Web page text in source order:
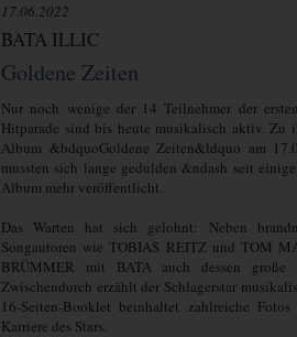
17.06.2022
BATA ILLIC
Goldene Zeiten
Nur noch wenige der 14 Teilnehmer der
Hitparade sind bis heute musikalisch aktiv. Zu
Album &bdquoGoldene Zeiten&ldquo am
mussten sich lange gedulden &ndash seit
Album mehr veröffentlicht.
Das Warten hat sich gelohnt: Neben
Songautoren wie TOBIAS REITZ und TOM
BRÜMMER mit BATA auch dessen
Zwischendurch erzählt der Schlagerstar
16-Seiten-Booklet beinhaltet zahlreiche
Karriere des Stars.